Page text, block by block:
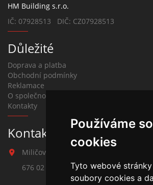
Používáme
cookies
Tyto webové
soubory cookies a
HM Building s.r.o.
IČ: 07928513 DIČ: CZ07928513
Důležité
Doprava a platba
Obchodní podmínky
Reklamace
O společnosti
Kontakty
Kontakt na závlahy
Miličova 541
676 02 Moravské Budějovice